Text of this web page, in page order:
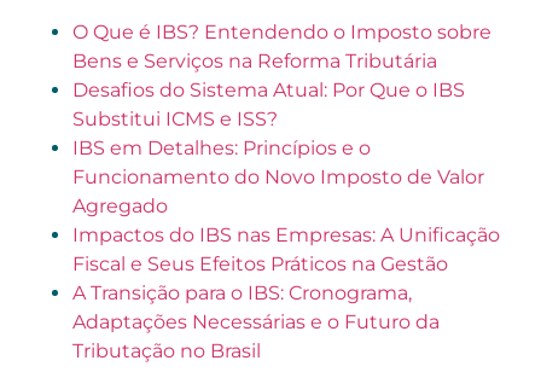
O Que é IBS? Entendendo o Imposto sobre
Bens e Serviços na Reforma Tributária
Desafios do Sistema Atual: Por Que o IBS
Substitui ICMS e ISS?
IBS em Detalhes: Princípios e o
Funcionamento do Novo Imposto de Valor
Agregado
Impactos do IBS nas Empresas: A Unificação
Fiscal e Seus Efeitos Práticos na Gestão
A Transição para o IBS: Cronograma,
Adaptações Necessárias e o Futuro da
Tributação no Brasil